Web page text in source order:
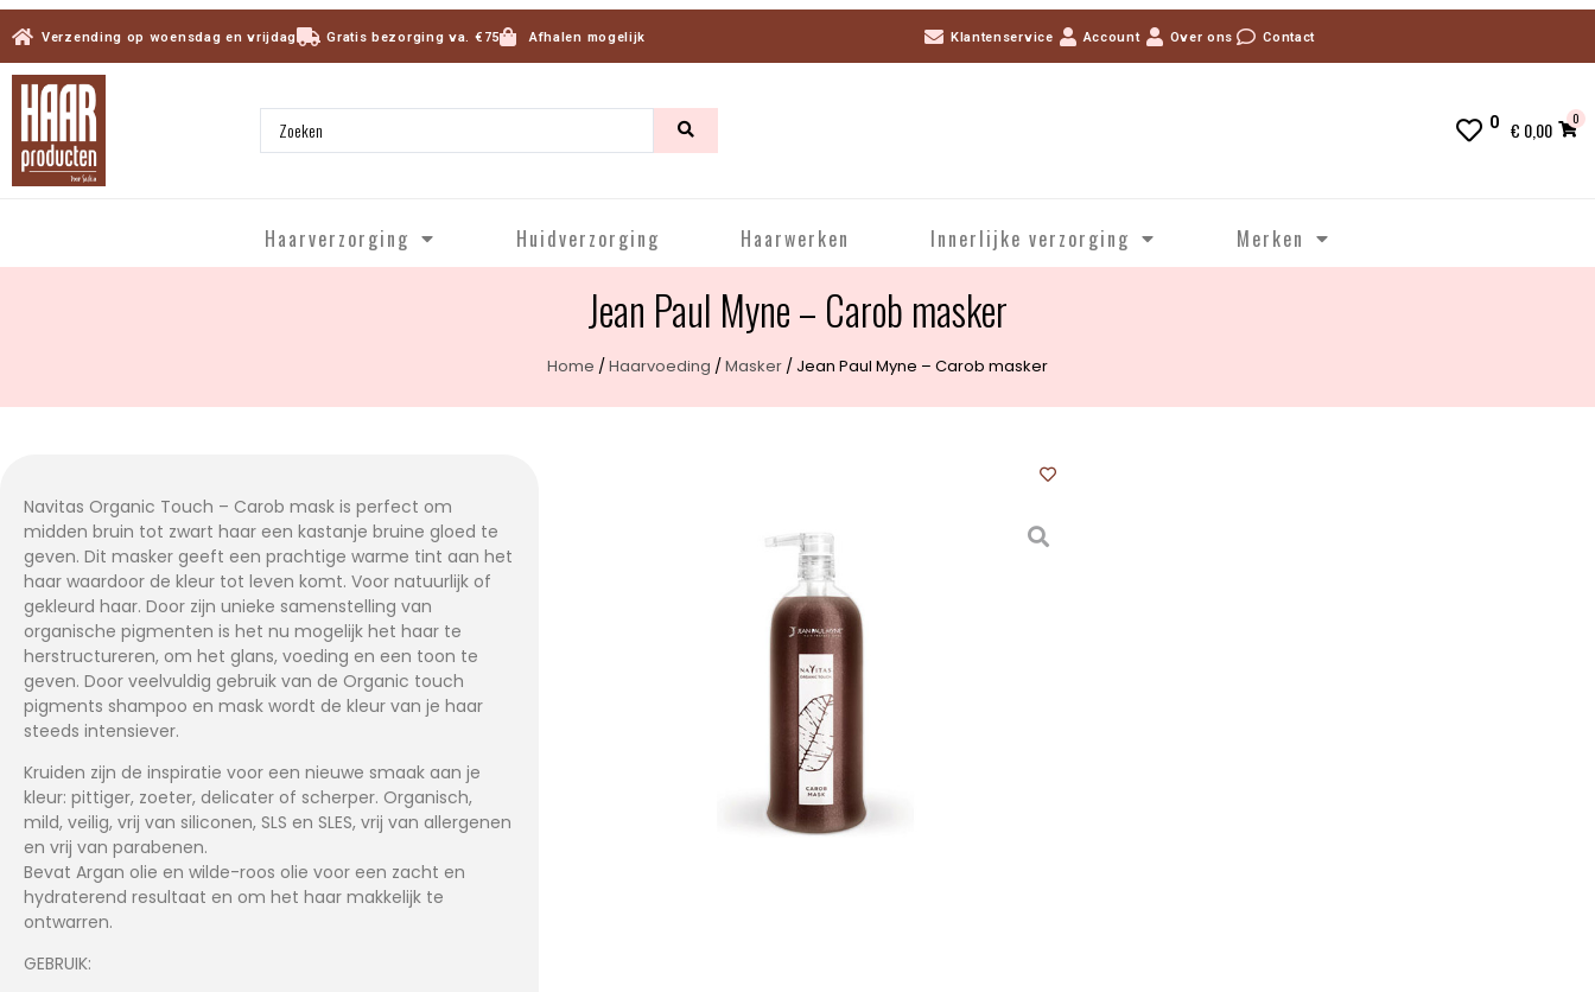
Verzending op woensdag en vrijdag Gratis bezorging va. €75 Afhalen mogelijk Klantenservice Account Over ons Contact
0 € 0,00 0
Haarverzorging Huidverzorging Haarwerken Innerlijke verzorging Merken
Jean Paul Myne – Carob masker
Home /Haarvoeding /Masker / Jean Paul Myne – Carob masker
Navitas Organic Touch – Carob mask is perfect om
midden bruin tot zwart haar een kastanje bruine gloed te
geven. Dit masker geeft een prachtige warme tint aan het
haar waardoor de kleur tot leven komt. Voor natuurlijk of
gekleurd haar. Door zijn unieke samenstelling van
organische pigmenten is het nu mogelijk het haar te
herstructureren, om het glans, voeding en een toon te
geven. Door veelvuldig gebruik van de Organic touch
pigments shampoo en mask wordt de kleur van je haar
steeds intensiever.
Kruiden zijn de inspiratie voor een nieuwe smaak aan je
kleur: pittiger, zoeter, delicater of scherper. Organisch,
mild, veilig, vrij van siliconen, SLS en SLES, vrij van allergenen
en vrij van parabenen.
Bevat Argan olie en wilde-roos olie voor een zacht en
hydraterend resultaat en om het haar makkelijk te
ontwarren.
GEBRUIK: